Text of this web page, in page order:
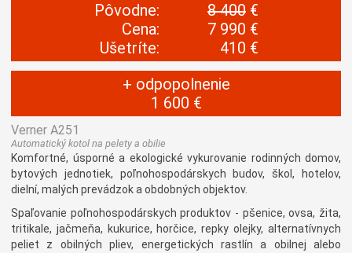
Pôvodne: 8 400 €
Cena:
7 990 €
Ušetríte:
410 €
+ odpopolnenie
1 600 €
Verner A251
Automatický kotol na pelety a obilie
Komfortné, úsporné a ekologické vykurovanie rodinných domov,
bytových jednotiek, poľnohospodárskych budov, škol, hotelov,
dielní, malých prevádzok a obdobných objektov.
Spaľovanie poľnohospodárskych produktov - pšenice, ovsa, žita,
tritikale, jačmeňa, kukurice, horčice, repky olejky, alternatívnych
peliet z obilných pliev, energetických rastlín a obilnej alebo